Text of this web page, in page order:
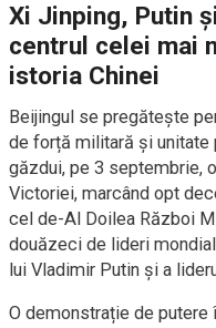
Xi Jinping, Putin
centrul celei mai
istoria Chinei
Beijingul se pregătește
de forță militară și
găzdui, pe 3 septembrie,
Victoriei, marcând opt
cel de-Al Doilea Război
douăzeci de lideri
lui Vladimir Putin și a
O demonstrație de putere